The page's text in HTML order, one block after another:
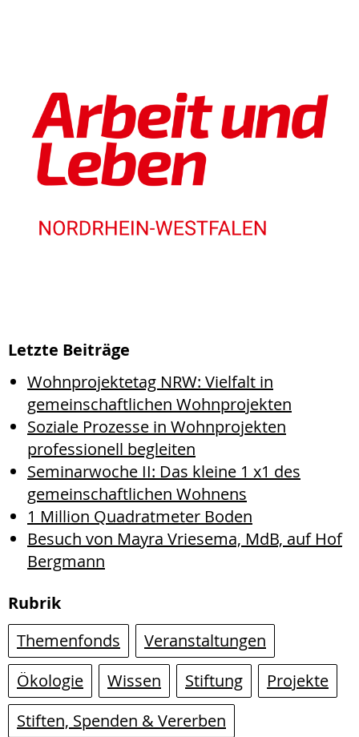
Letzte Beiträge
Wohnprojektetag NRW: Vielfalt in
gemeinschaftlichen Wohnprojekten
Soziale Prozesse in Wohnprojekten
professionell begleiten
Seminarwoche II: Das kleine 1 x1 des
gemeinschaftlichen Wohnens
1 Million Quadratmeter Boden
Besuch von Mayra Vriesema, MdB, auf Hof
Bergmann
Rubrik
Themenfonds
Veranstaltungen
Ökologie
Wissen Stiftung
Projekte
Stiften, Spenden & Vererben